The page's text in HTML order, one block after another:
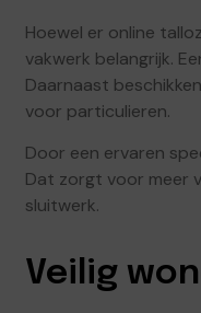
Hoewel er online
vakwerk belangrijk.
Daarnaast
voor particulieren.
Door een ervaren
Dat zorgt voor meer
sluitwerk.
Veilig